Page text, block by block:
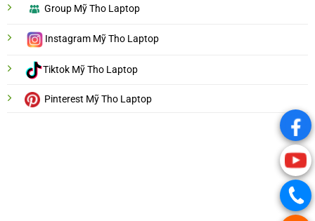
Group Mỹ Tho Laptop
Instagram Mỹ Tho Laptop
Tiktok Mỹ Tho Laptop
Pinterest Mỹ Tho Laptop
.
.
.